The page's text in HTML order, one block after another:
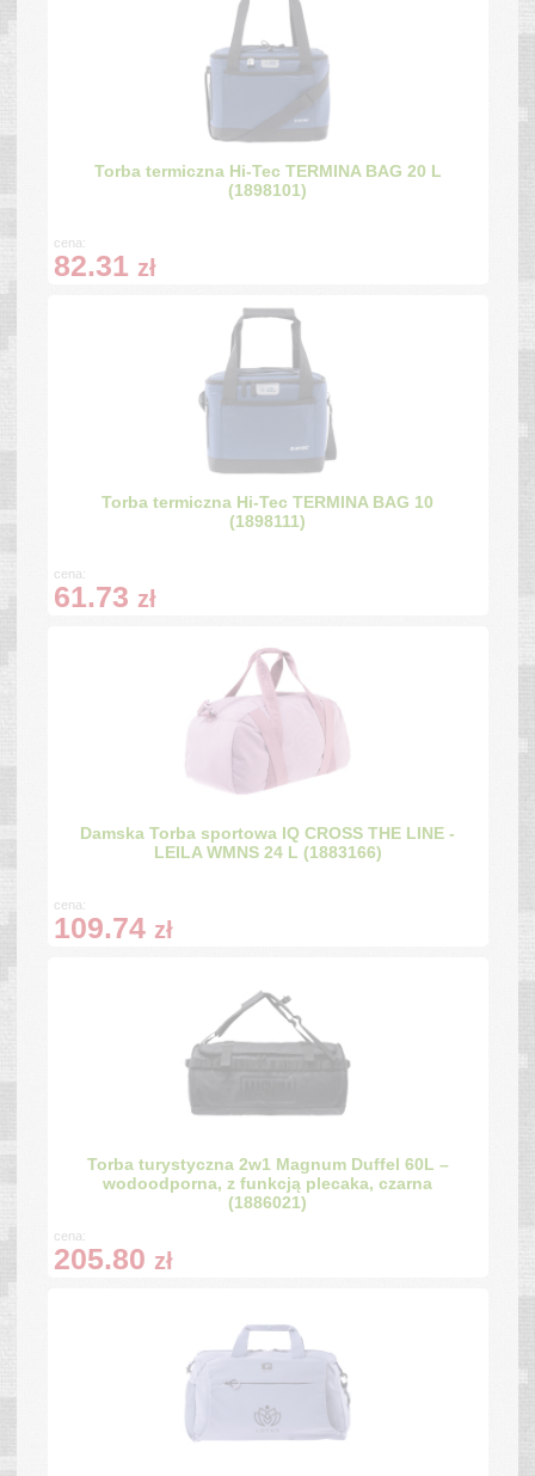
Torba termiczna Hi-Tec TERMINA BAG 20 L
(1898101)
cena:
82.31 zł
Torba termiczna Hi-Tec TERMINA BAG 10
(1898111)
cena:
61.73 zł
Damska Torba sportowa IQ CROSS THE LINE -
LEILA WMNS 24 L (1883166)
cena:
109.74 zł
Torba turystyczna 2w1 Magnum Duffel 60L –
wodoodporna, z funkcją plecaka, czarna
(1886021)
cena:
205.80 zł